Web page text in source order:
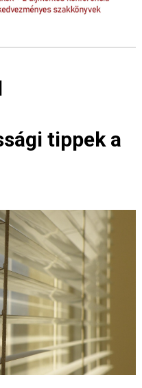
tippek a